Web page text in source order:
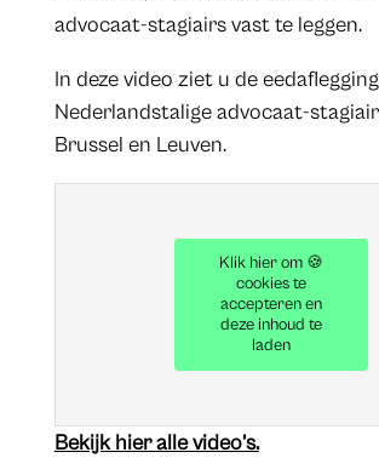
advocaat-stagiairs vast te leggen.
In deze video ziet u de
Nederlandstalige advocaat-
Brussel en Leuven.
Klik hier om 🍪
cookies te
accepteren en
deze inhoud te
laden
Bekijk hier alle video’s.